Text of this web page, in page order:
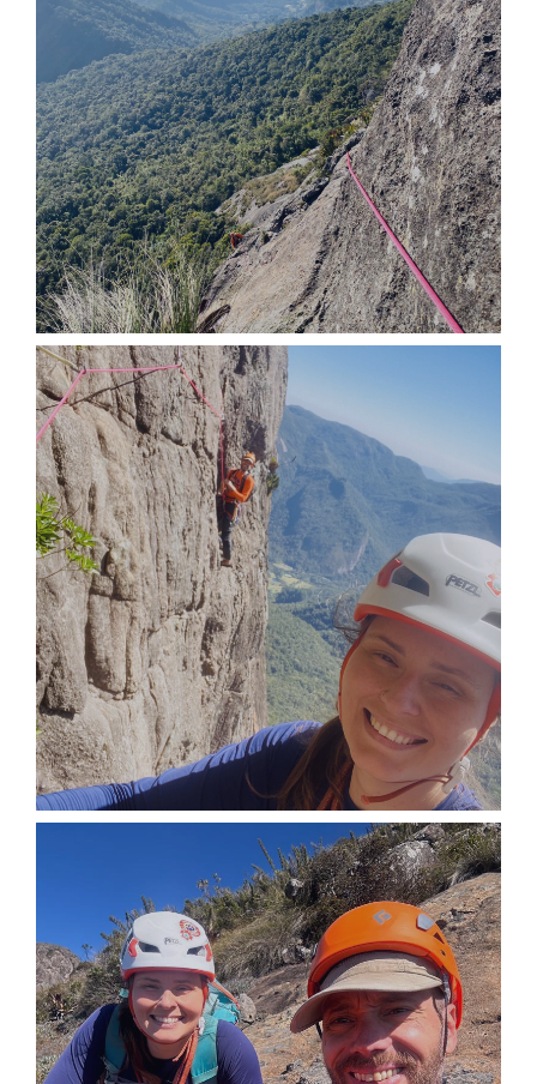
IMG_3536
A6C46229-8892-4C6B-8DF6-
1BD1D27A8417